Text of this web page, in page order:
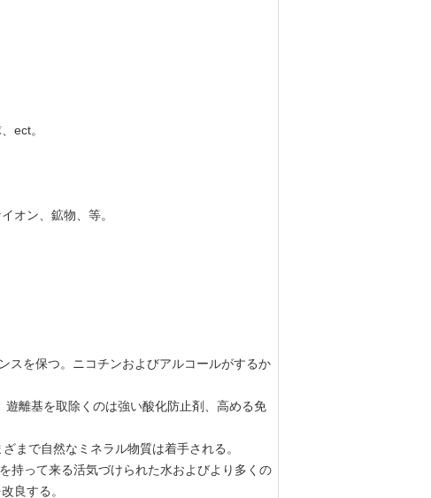
ect。
オン、鉱物、等。
スを保つ。ニコチンおよびアルコールがするか
離基を取除くのは強い酸化防止剤、高める免
まで自然なミネラル物質は着手される。
持って来る活気づけられた水およびより多くの
良する。